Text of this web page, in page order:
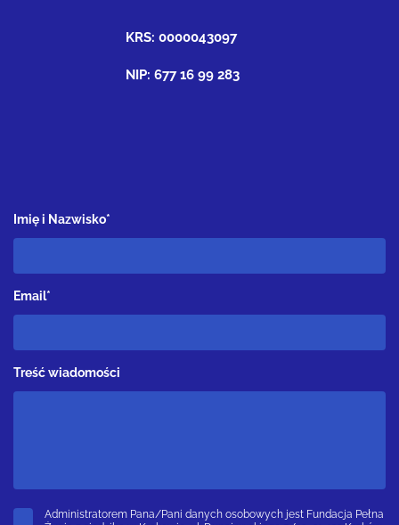
KRS: 0000043097
NIP: 677 16 99 283
Imię i Nazwisko*
Email*
Treść wiadomości
Administratorem Pana/Pani danych osobowych jest Fundacja Pełna